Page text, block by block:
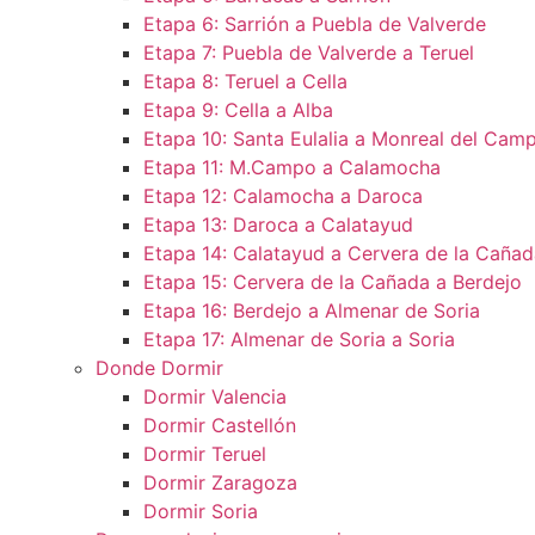
Etapa 6: Sarrión a Puebla de Valverde
Etapa 7: Puebla de Valverde a Teruel
Etapa 8: Teruel a Cella
Etapa 9: Cella a Alba
Etapa 10: Santa Eulalia a Monreal del
Etapa 11: M.Campo a Calamocha​
Etapa 12: Calamocha a Daroca ​
Etapa 13: Daroca a Calatayud
Etapa 14: Calatayud a Cervera de la
Etapa 15: Cervera de la Cañada a Berdejo
Etapa 16: Berdejo a Almenar de Soria
Etapa 17: Almenar de Soria a Soria ​
Donde Dormir
Dormir Valencia
Dormir Castellón
Dormir Teruel
Dormir Zaragoza
Dormir Soria